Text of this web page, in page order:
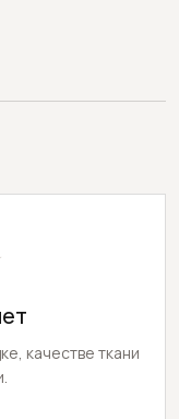
качестве ткани